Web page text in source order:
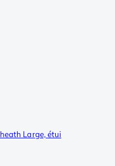
Large, étui